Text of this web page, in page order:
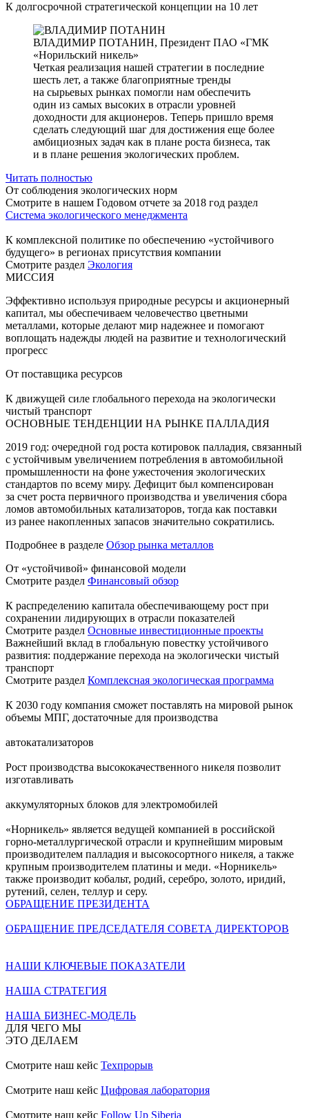
К долгосрочной стратегической концепции на 10 лет
ВЛАДИМИР ПОТАНИН, Президент ПАО «ГМК
«Норильский никель»
Четкая реализация нашей стратегии в последние
шесть лет, а также благоприятные тренды
на сырьевых рынках помогли нам обеспечить
один из самых высоких в отрасли уровней
доходности для акционеров. Теперь пришло время
сделать следующий шаг для достижения еще более
амбициозных задач как в плане роста бизнеса, так
и в плане решения экологических проблем.
Читать полностью
От соблюдения экологических норм
Смотрите в нашем Годовом отчете за 2018 год раздел
Система экологического менеджмента
К комплексной политике по обеспечению «устойчивого
будущего» в регионах присутствия компании
Смотрите раздел Экология
МИССИЯ
Эффективно используя природные ресурсы и акционерный
капитал, мы обеспечиваем человечество цветными
металлами, которые делают мир надежнее и помогают
воплощать надежды людей на развитие и технологический
прогресс
От поставщика ресурсов
К движущей силе глобального перехода на экологически
чистый транспорт
ОСНОВНЫЕ ТЕНДЕНЦИИ НА РЫНКЕ ПАЛЛАДИЯ
2019 год: очередной год роста котировок палладия, связанный
с устойчивым увеличением потребления в автомобильной
промышленности на фоне ужесточения экологических
стандартов по всему миру. Дефицит был компенсирован
за счет роста первичного производства и увеличения сбора
ломов автомобильных катализаторов, тогда как поставки
из ранее накопленных запасов значительно сократились.
Подробнее в разделе Обзор рынка металлов
От «устойчивой» финансовой модели
Смотрите раздел Финансовый обзор
К распределению капитала обеспечивающему рост при
сохранении лидирующих в отрасли показателей
Смотрите раздел Основные инвестиционные проекты
Важнейший вклад в глобальную повестку устойчивого
развития: поддержание перехода на экологически чистый
транспорт
Смотрите раздел Комплексная экологическая программа
К 2030 году компания сможет поставлять на мировой рынок
объемы МПГ, достаточные для производства
автокатализаторов
Рост производства высококачественного никеля позволит
изготавливать
аккумуляторных блоков для электромобилей
«Норникель» является ведущей компанией в российской
горно-металлургической отрасли и крупнейшим мировым
производителем палладия и высокосортного никеля, а также
крупным производителем платины и меди. «Норникель»
также производит кобальт, родий, серебро, золото, иридий,
рутений, селен, теллур и серу.
ОБРАЩЕНИЕ ПРЕЗИДЕНТА
ОБРАЩЕНИЕ ПРЕДСЕДАТЕЛЯ СОВЕТА ДИРЕКТОРОВ
НАШИ КЛЮЧЕВЫЕ ПОКАЗАТЕЛИ
НАША СТРАТЕГИЯ
НАША БИЗНЕС-МОДЕЛЬ
ДЛЯ ЧЕГО МЫ
ЭТО ДЕЛАЕМ
Смотрите наш кейс Техпрорыв
Смотрите наш кейс Цифровая лаборатория
Смотрите наш кейс Follow Up Siberia